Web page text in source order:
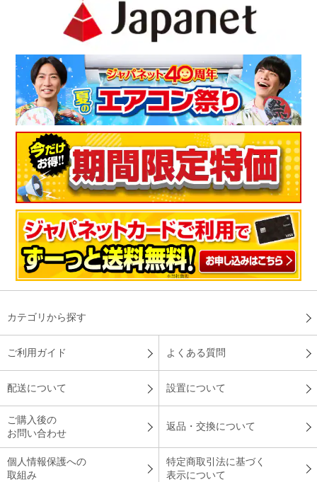
カテゴリから探す
ご利用ガイド よくある質問
配送について 設置について
ご購入後の
お問い合わせ
返品・交換について
個人情報保護への
取組み
特定商取引法に基づく
表示について